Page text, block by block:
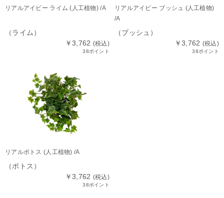
リアルアイビー ライム (人工植物) /A
（ライム）
￥3,762 (税込)
38ポイント
リアルアイビー ブッシュ (人工植物)
/A
（ブッシュ）
￥3,762 (税込)
38ポイント
リアルポトス (人工植物) /A
（ポトス）
￥3,762 (税込)
38ポイント